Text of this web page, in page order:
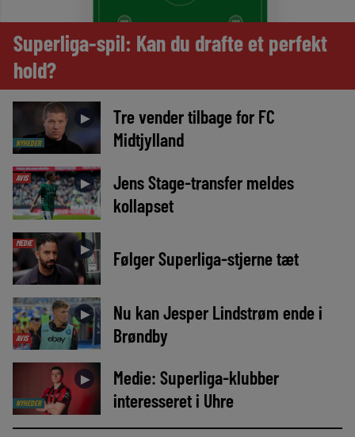
Superliga-spil: Kan du drafte et perfekt
hold?
NYHEDER
►
Tre vender tilbage for FC
Midtjylland
AVIS ►
Jens Stage-transfer meldes
kollapset
MEDIE ► Følger Superliga-stjerne tæt
AVIS
►
Nu kan Jesper Lindstrøm ende i
Brøndby
NYHEDER
►
Medie: Superliga-klubber
interesseret i Uhre